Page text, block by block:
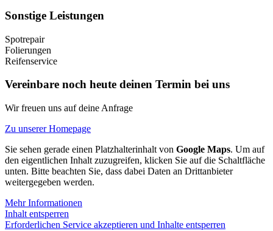
Sonstige Leistungen
Spotrepair
Folierungen
Reifenservice
Vereinbare noch heute deinen Termin bei uns
Wir freuen uns auf deine Anfrage
Zu unserer Homepage
Sie sehen gerade einen Platzhalterinhalt von Google Maps. Um auf
den eigentlichen Inhalt zuzugreifen, klicken Sie auf die Schaltfläche
unten. Bitte beachten Sie, dass dabei Daten an Drittanbieter
weitergegeben werden.
Mehr Informationen
Inhalt entsperren
Erforderlichen Service akzeptieren und Inhalte entsperren